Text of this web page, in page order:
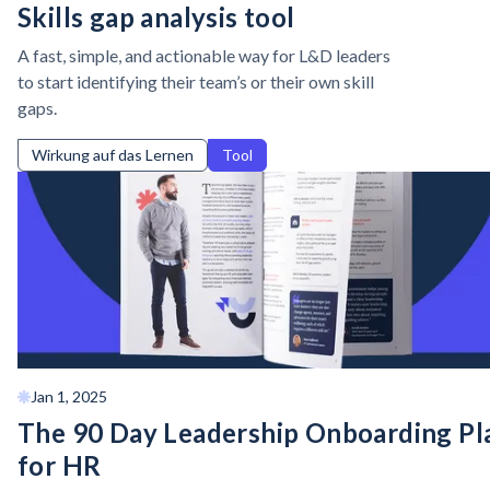
Skills gap analysis tool
A fast, simple, and actionable way for L&D leaders
to start identifying their team’s or their own skill
gaps.
Wirkung auf das Lernen Tool
Jan 1, 2025
The 90 Day Leadership Onboarding
for HR